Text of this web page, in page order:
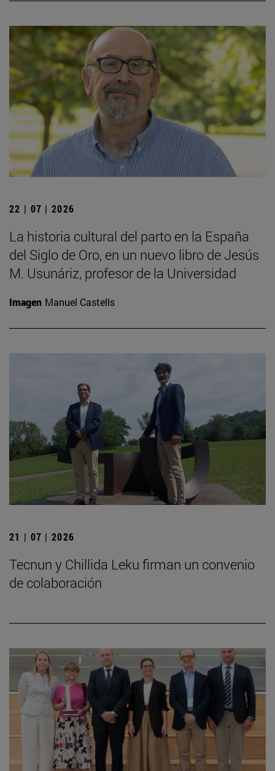
22 | 07 | 2026
La historia cultural del parto en la España
del Siglo de Oro, en un nuevo libro de Jesús
M. Usunáriz, profesor de la Universidad
Imagen Manuel Castells
21 | 07 | 2026
Tecnun y Chillida Leku firman un convenio
de colaboración